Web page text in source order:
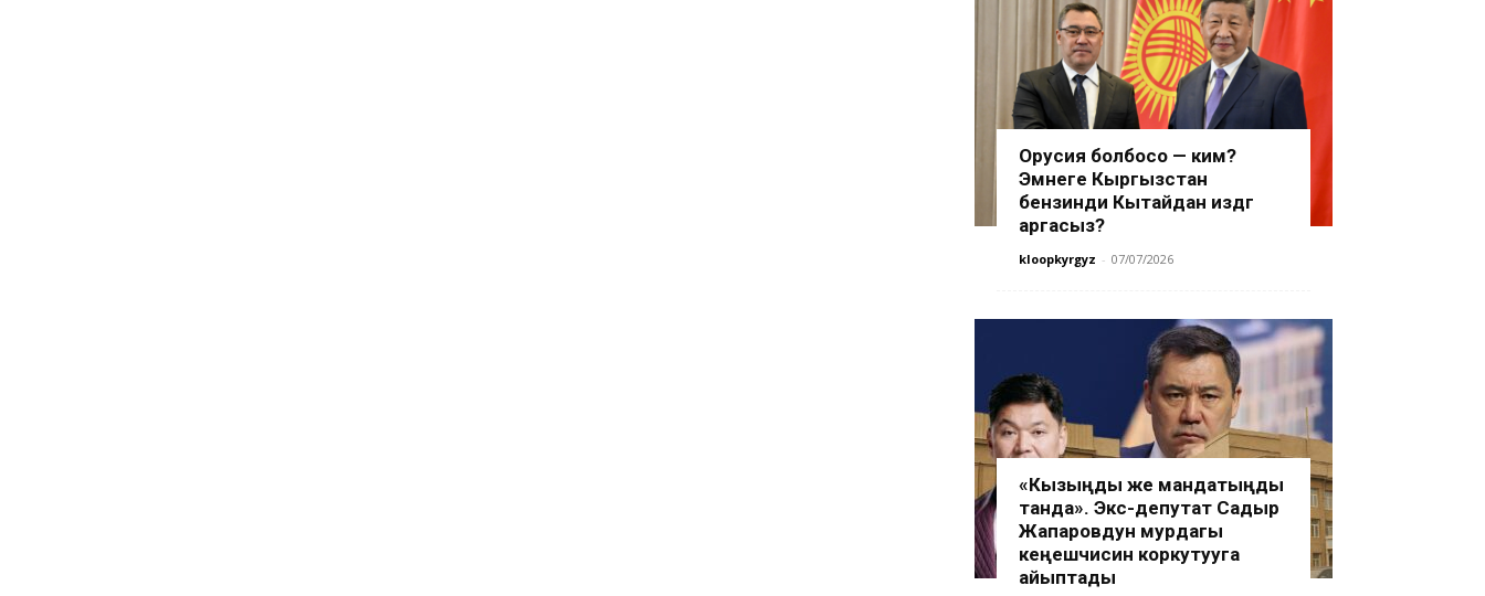
Орусия болбосо — ким?
Эмнеге Кыргызстан
бензинди Кытайдан издөөгө
аргасыз?
kloopkyrgyz - 07/07/2026
«Кызыңды же мандатыңды
танда». Экс-депутат Садыр
Жапаровдун мурдагы
кеңешчисин коркутууга
айыптады